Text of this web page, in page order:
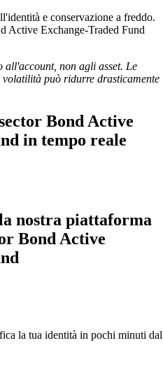
e conservazione a freddo.
Active Exchange-Traded Fund
all'account, non agli asset. Le
può ridurre drasticamente
Bond Active
in tempo reale
nostra piattaforma
Bond Active
la tua identità in pochi minuti dal